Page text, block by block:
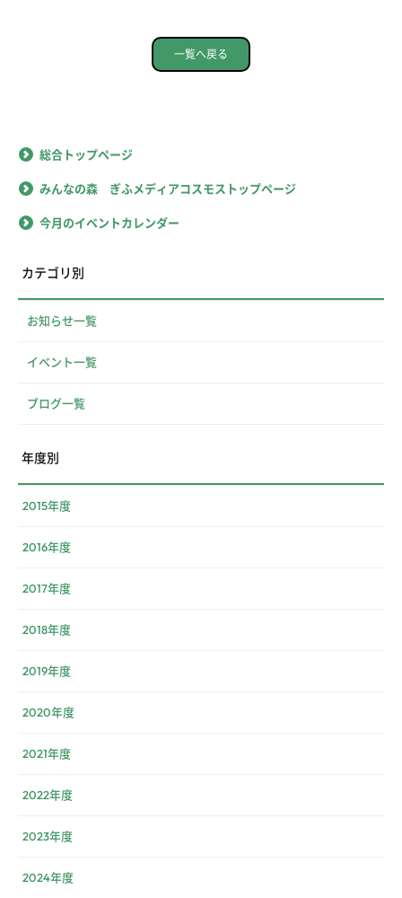
一覧へ戻る
総合トップページ
みんなの森 ぎふメディアコスモストップページ
今月のイベントカレンダー
カテゴリ別
お知らせ一覧
イベント一覧
ブログ一覧
年度別
2015年度
2016年度
2017年度
2018年度
2019年度
2020年度
2021年度
2022年度
2023年度
2024年度